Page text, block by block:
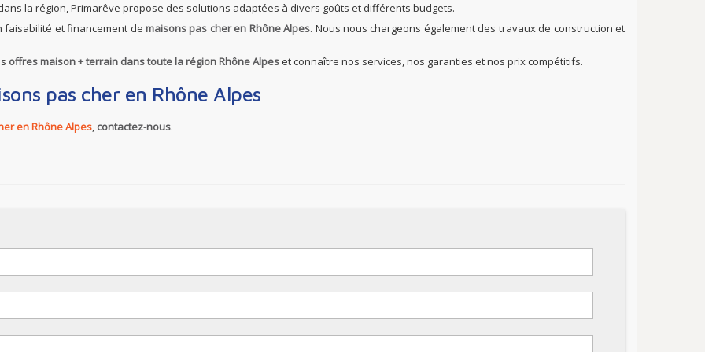
la région, Primarêve propose des solutions adaptées à divers goûts et différents budgets.
faisabilité et financement de maisons pas cher en Rhône Alpes. Nous nous chargeons également des travaux de construction et
offres maison + terrain dans toute la région Rhône Alpeset connaître nos services, nos garanties et nos prix compétitifs.
pas cher en Rhône Alpes
en Rhône Alpes, contactez-nous.